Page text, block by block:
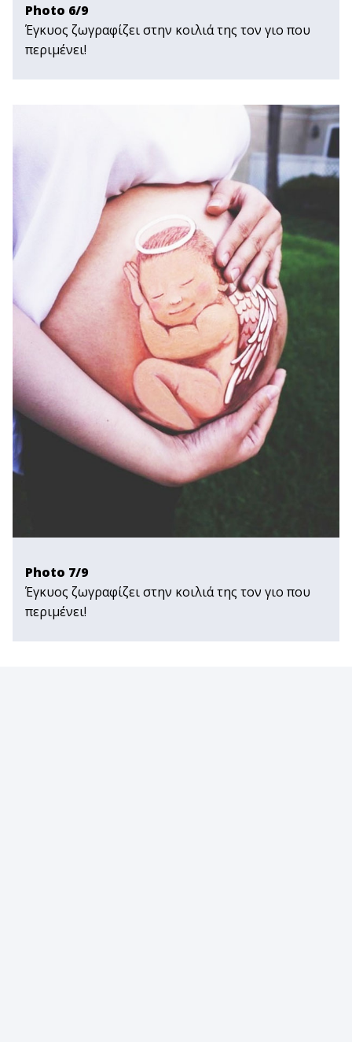
Photo 6/9
Έγκυος ζωγραφίζει στην κοιλιά της τον γιο που
περιμένει!
Photo 7/9
Έγκυος ζωγραφίζει στην κοιλιά της τον γιο που
περιμένει!